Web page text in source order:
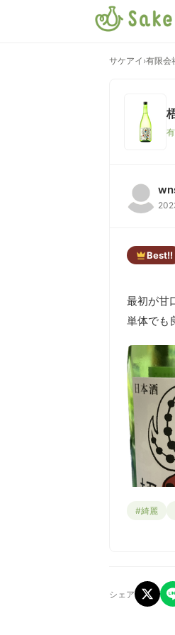
サケアイ ›有限会
Best!!
最初が甘
単体でも
#綺麗
シェア